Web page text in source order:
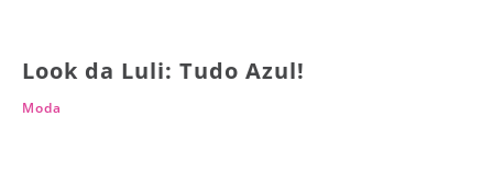
Look da Luli: Tudo Azul!
Moda